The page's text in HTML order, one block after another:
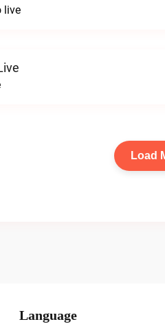
live
Load
Language